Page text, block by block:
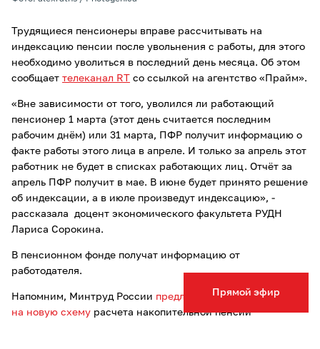
Прямой эфир
Трудящиеся пенсионеры вправе рассчитывать на
индексацию пенсии после увольнения с работы, для этого
необходимо уволиться в последний день месяца. Об этом
сообщает телеканал RT со ссылкой на агентство «Прайм».
«Вне зависимости от того, уволился ли работающий
пенсионер 1 марта (этот день считается последним
рабочим днём) или 31 марта, ПФР получит информацию о
факте работы этого лица в апреле. И только за апрель этот
работник не будет в списках работающих лиц. Отчёт за
апрель ПФР получит в мае. В июне будет принято решение
об индексации, а в июле произведут индексацию», -
рассказала доцент экономического факультета РУДН
Лариса Сорокина.
В пенсионном фонде получат информацию от
работодателя.
Напомним, Минтруд России предложил отсрочить переход
на новую схему расчета накопительной пенсии